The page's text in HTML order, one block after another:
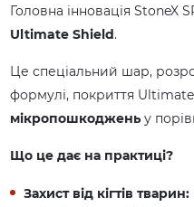
Головна інновація StoneX
Ultimate Shield.
Це спеціальний шар,
формулі, покриття
мікропошкоджень у
Що це дає на практиці?
Захист від кігтів тварин: